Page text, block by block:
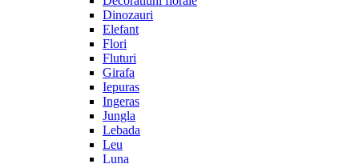
Dinozauri
Elefant
Flori
Fluturi
Girafa
Iepuras
Ingeras
Jungla
Lebada
Leu
Luna